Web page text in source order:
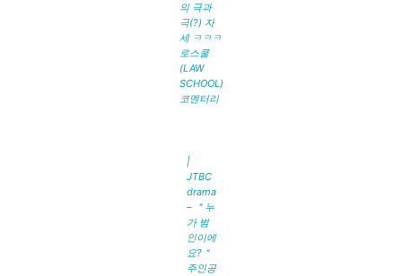
의 극과
극(?) 자
세 ㅋㅋㅋ
로스쿨
(LAW
SCHOOL)
코멘터리
|
JTBC
drama
– ＂누
가 범
인이에
요?＂
주인공